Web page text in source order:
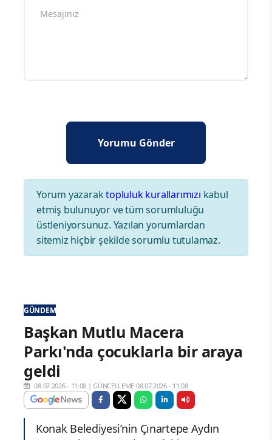
Yorum yazaraktopluluk kurallarımızı kabul
etmiş bulunuyor ve tüm sorumluluğu
üstleniyorsunuz. Yazılan yorumlardan
sitemiz hiçbir şekilde sorumlu tutulamaz.
GÜNDEM
Başkan Mutlu Macera
Parkı'nda çocuklarla bir araya
geldi
08.07.2026 - 11:08 |GÜNCELLEME:08.07.2026 - 11:08
Konak Belediyesi’nin Çınartepe Aydın